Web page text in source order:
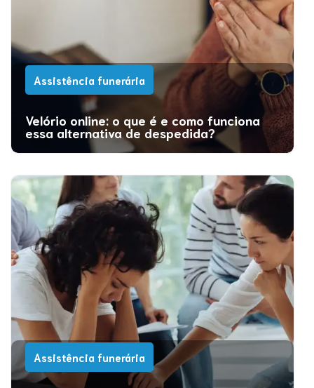
Assistência funerária
Velório online: o que é e como funciona
essa alternativa de despedida?
Assistência funerária